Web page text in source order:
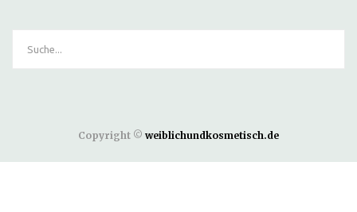
Copyright © weiblichundkosmetisch.de